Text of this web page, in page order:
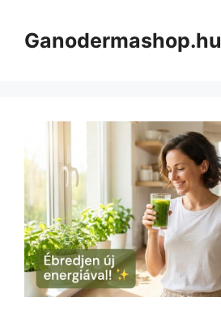
tartalomba
Ganodermashop.hu